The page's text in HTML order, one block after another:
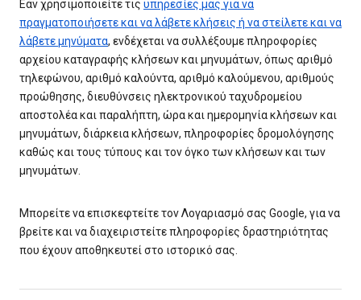
Εάν χρησιμοποιείτε τις υπηρεσίες μας για να
πραγματοποιήσετε και να λάβετε κλήσεις ή να στείλετε και να
λάβετε μηνύματα, ενδέχεται να συλλέξουμε πληροφορίες
αρχείου καταγραφής κλήσεων και μηνυμάτων, όπως αριθμό
τηλεφώνου, αριθμό καλούντα, αριθμό καλούμενου, αριθμούς
προώθησης, διευθύνσεις ηλεκτρονικού ταχυδρομείου
αποστολέα και παραλήπτη, ώρα και ημερομηνία κλήσεων και
μηνυμάτων, διάρκεια κλήσεων, πληροφορίες δρομολόγησης
καθώς και τους τύπους και τον όγκο των κλήσεων και των
μηνυμάτων.
Μπορείτε να επισκεφτείτε τον Λογαριασμό σας Google, για να
βρείτε και να διαχειριστείτε πληροφορίες δραστηριότητας
που έχουν αποθηκευτεί στο ιστορικό σας.